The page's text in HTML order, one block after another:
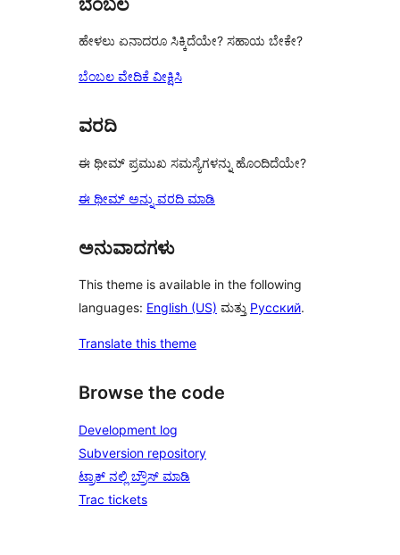
ಹೇಳಲು ಏನಾದರೂ ಸಿಕ್ಕಿದೆಯೇ? ಸಹಾಯ ಬೇಕೇ?
ಬೆಂಬಲ ವೇದಿಕೆ ವೀಕ್ಷಿಸಿ
ವರದಿ
ಈ ಥೀಮ್ ಪ್ರಮುಖ ಸಮಸ್ಯೆಗಳನ್ನು ಹೊಂದಿದೆಯೇ?
ಈ ಥೀಮ್ ಅನ್ನು ವರದಿ ಮಾಡಿ
ಅನುವಾದಗಳು
This theme is available in the following
languages: English (US) ಮತ್ತು Русский.
Translate this theme
Browse the code
Development log
Subversion repository
ಟ್ರಾಕ್ ನಲ್ಲಿ ಬ್ರೌಸ್ ಮಾಡಿ
Trac tickets